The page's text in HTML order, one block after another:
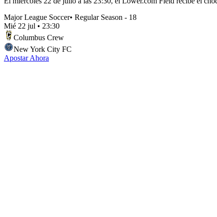
Major League Soccer• Regular Season - 18
Mié 22 jul • 23:30
Columbus Crew
New York City FC
Apostar Ahora